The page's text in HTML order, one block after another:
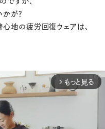
が？
地の疲労回復ウェアは、
arrow_forward_ios もっと見る